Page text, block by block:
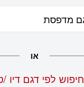
או
חיפוש לפי דגם דיו /